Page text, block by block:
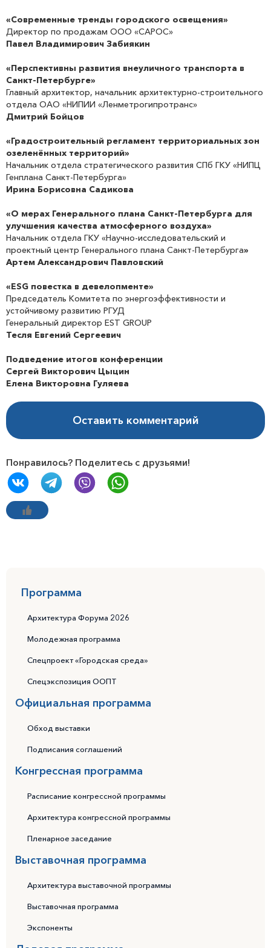
Программа
Архитектура Форума 2026
Молодежная программа
Спецпроект «Городская среда»
Спецэкспозиция ООПТ
Официальная программа
Обход выставки
Подписания соглашений
Конгрессная программа
Расписание конгрессной программы
Архитектура конгрессной программы
Пленарное заседание
Выставочная программа
Архитектура выставочной программы
Выставочная программа
Экспоненты
«Современные тренды городского освещения»
Директор по продажам ООО «САРОС»
Павел Владимирович Забиякин
«Перспективны развития внеуличного транспорта в
Санкт-Петербурге»
Главный архитектор, начальник архитектурно-строительного
отдела ОАО «НИПИИ «Ленметрогипротранс»
Дмитрий Бойцов
«Градостроительный регламент территориальных зон
озеленённых территорий»
Начальник отдела стратегического развития СПб ГКУ «НИПЦ
Генплана Санкт-Петербурга»
Ирина Борисовна Садикова
«О мерах Генерального плана Санкт-Петербурга для
улучшения качества атмосферного воздуха»
Начальник отдела ГКУ «Научно-исследовательский и
проектный центр Генерального плана Санкт-Петербурга»
Артем Александрович Павловский
«ESG повестка в девелопменте»
Председатель Комитета по энергоэффективности и
устойчивому развитию РГУД
Генеральный директор EST GROUP
Тесля Евгений Сергеевич
Подведение итогов конференции
Сергей Викторович Цыцин
Елена Викторовна Гуляева
Оставить комментарий
Понравилось? Поделитесь с друзьями!